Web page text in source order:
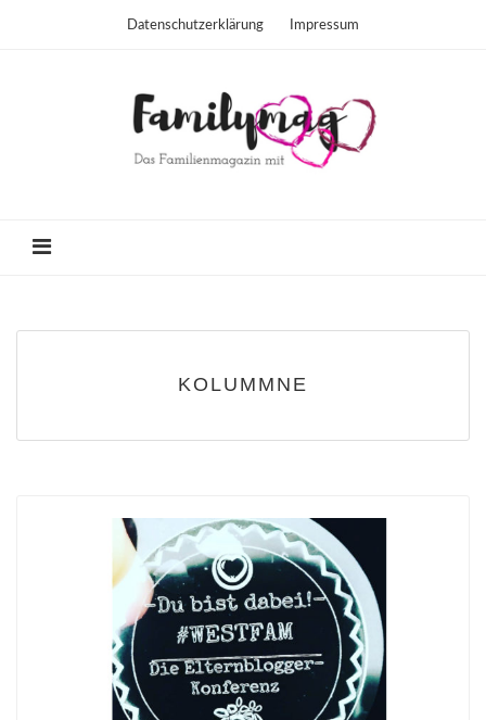
Datenschutzerklärung Impressum
KOLUMMNE